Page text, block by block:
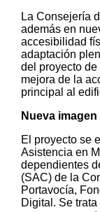
La Consejería
además en
accesibilidad
adaptación
del proyecto
mejora de la
principal al
Nueva
El proyecto se
Asistencia en
dependientes
(SAC) de la
Portavocía,
Digital. Se